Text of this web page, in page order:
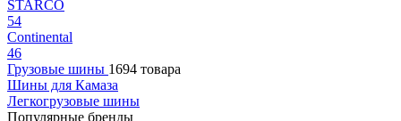
STARCO
54
Continental
46
Грузовые шины 1694 товара
Шины для Камаза
Легкогрузовые шины
Популярные бренды